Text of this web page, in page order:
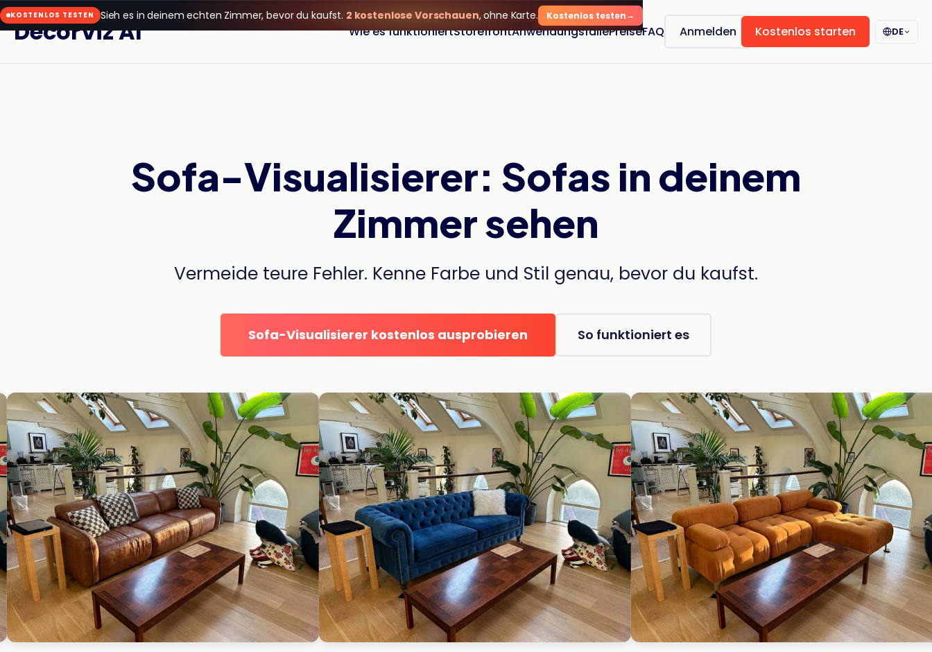
KOSTENLOS TESTEN Sieh es in deinem echten Zimmer, bevor du kaufst. 2 kostenlose Vorschauen, ohne Karte. Kostenlos testen
DecorViz AI Wie es funktioniertStorefrontAnwendungsfällePreiseFAQ Anmelden Kostenlos starten DE
Sofa-Visualisierer: Sofas in deinem
Zimmer sehen
Vermeide teure Fehler. Kenne Farbe und Stil genau, bevor du kaufst.
Sofa-Visualisierer kostenlos ausprobieren So funktioniert es